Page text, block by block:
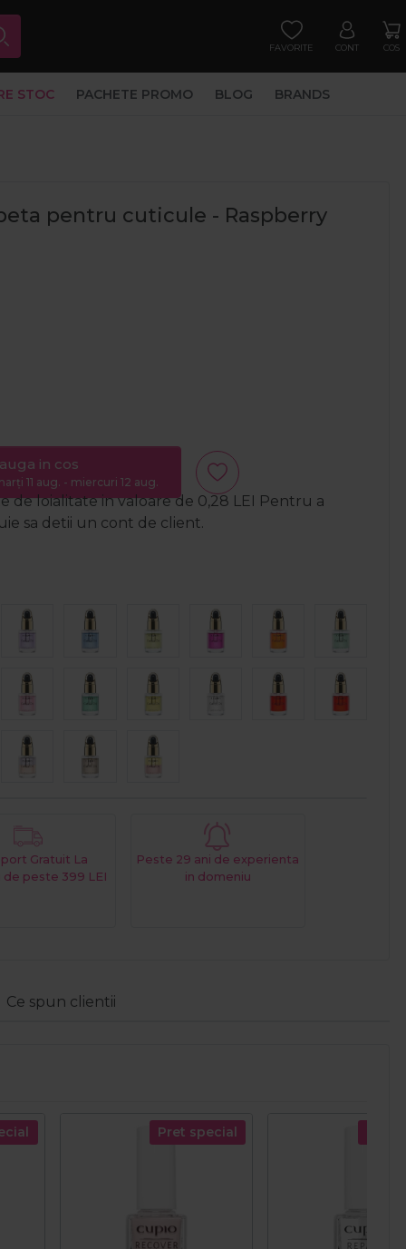
FAVORITE CONT COS
STOC PACHETE PROMO BLOG BRANDS
pentru cuticule - Raspberry
in cos
11 aug. - miercuri 12 aug.
de loialitate in valoare de 0,28 LEI Pentru a
sa detii un cont de client.
Gratuit La
de peste 399 LEI
Peste 29 ani de experienta
in domeniu
Ce spun clientii
Pret special